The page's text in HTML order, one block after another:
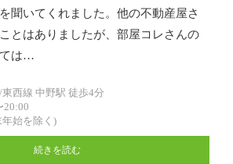
聞いてくれました。他の不動産屋さ
とはありましたが、部屋コレさんの
ては…
西線 中野駅 徒歩4分
20:00
始を除く)
続きを読む